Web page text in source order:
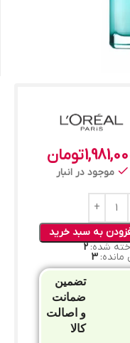
تومان
موجود در انبار
به سبد خرید
شده: 2
مانده: 3
تضمین
ضمانت
و اصالت
کالا